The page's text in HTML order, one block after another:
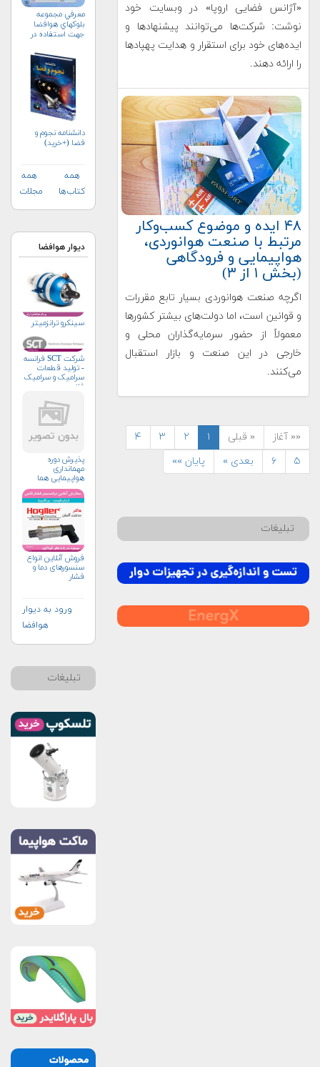
«آژانس فضایی اروپا» در وبسایت خود
نوشت: شرکت‌ها می‌توانند پیشنهادها و
ایده‌های خود برای استقرار و هدایت پهپادها
را ارائه دهند.
۴۸ ایده و موضوع کسب‌وکار
مرتبط با صنعت هوانوردی،
هواپیمایی و فرودگاهی
(بخش ۱ از ۳)
اگرچه صنعت هوانوردی بسیار تابع مقررات
و قوانین است، اما دولت‌های بیشتر کشورها
معمولاً از حضور سرمایه‌گذاران محلی و
خارجی در این صنعت و بازار استقبال
می‌کنند.
«« آغاز « قبلی ۱ ۲ ۳
۴
۵
۶ بعدی » پایان »»
تبلیغات
معرفي مجموعه
بلوك‏هاي هوافضا
جهت استفاده در
دانشنامه نجوم و
فضا (+خرید)
همه
کتاب‌ها
همه
مجلات
دیوار هوافضا
سینکرو ترانزمیتر
شرکت SCT فرانسه
- تولید قطعات
سرامیک و سرامیک
فلز
پذیرش دوره
مهمانداری
هواپیمایی هما
فروش آنلاین انواع
سنسورهای دما و
فشار
ورود به دیوار
هوافضا
تبلیغات